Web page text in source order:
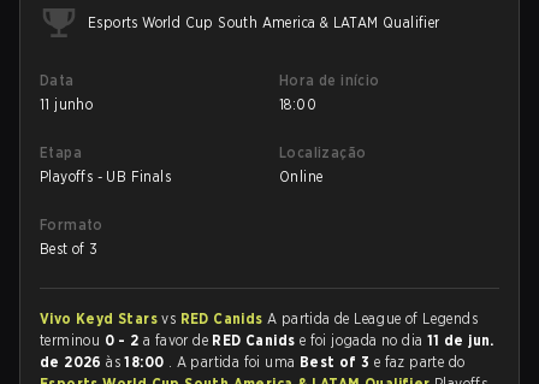
Esports World Cup South America & LATAM Qualifier
Data
11 junho
Hora de início
18:00
Etapa
Playoffs - UB Finals
Localização
Online
Formato
Best of 3
Vivo Keyd Starsvs RED CanidsA partida de League of Legends
terminou 0 - 2 a favor de RED Canids e foi jogada no dia 11 de jun.
de 2026às18:00 . A partida foi uma Best of 3 e faz parte do